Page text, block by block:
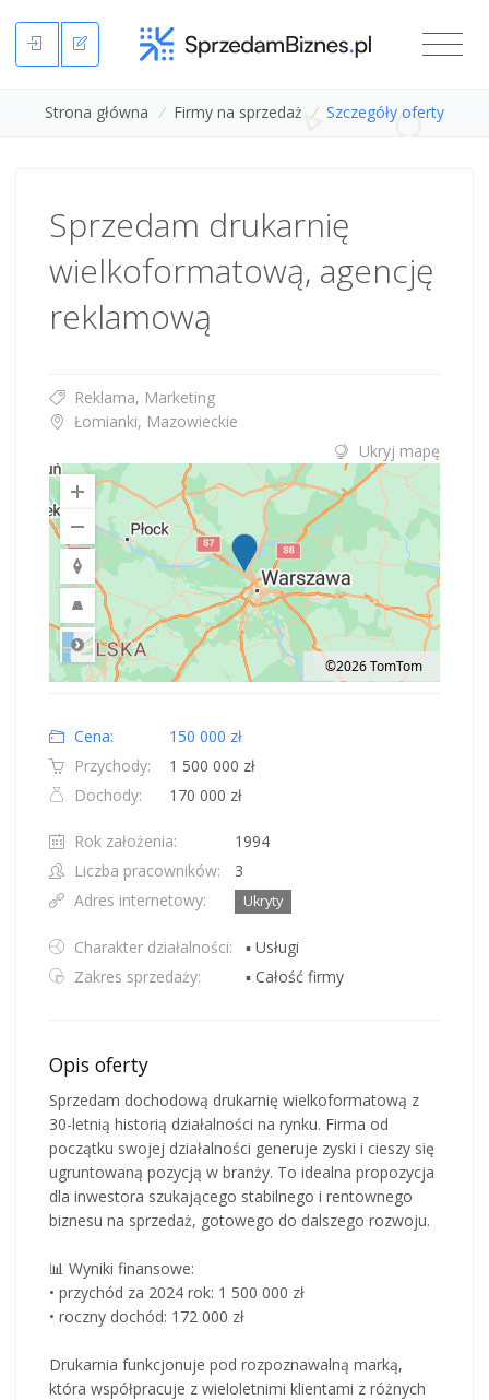
Strona główna / Firmy na sprzedaż / Szczegóły oferty
Sprzedam drukarnię
wielkoformatową, agencję
reklamową
Reklama, Marketing
Łomianki, Mazowieckie
Ukryj mapę
Road
©2026 TomTom
Cena:
150 000 zł
Przychody:
1 500 000 zł
Dochody:
170 000 zł
Rok założenia:
1994
Liczba pracowników:
3
Adres internetowy:
Ukryty
Charakter działalności:
▪ Usługi
Zakres sprzedaży:
▪ Całość firmy
Opis oferty
Sprzedam dochodową drukarnię wielkoformatową z
30-letnią historią działalności na rynku. Firma od
początku swojej działalności generuje zyski i cieszy się
ugruntowaną pozycją w branży. To idealna propozycja
dla inwestora szukającego stabilnego i rentownego
biznesu na sprzedaż, gotowego do dalszego rozwoju.
📊 Wyniki finansowe:
• przychód za 2024 rok: 1 500 000 zł
• roczny dochód: 172 000 zł
Drukarnia funkcjonuje pod rozpoznawalną marką,
która współpracuje z wieloletnimi klientami z różnych